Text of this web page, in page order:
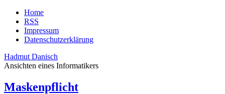
Home
RSS
Impressum
Datenschutzerklärung
Hadmut Danisch
Ansichten eines Informatikers
Maskenpflicht